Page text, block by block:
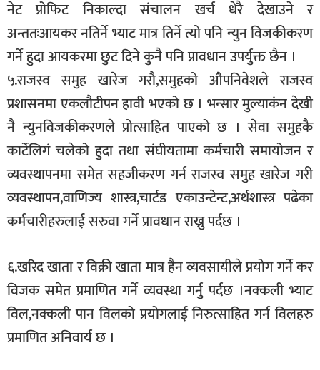
नेट प्रोफिट निकाल्दा संचालन खर्च धेरै देखाउने र
अन्ततःआयकर नतिर्ने भ्याट मात्र तिर्ने त्यो पनि न्युन विजकीकरण
गर्ने हुदा आयकरमा छुट दिने कुनै पनि प्रावधान उपर्युक्त छैन ।
५.राजस्व समुह खारेज गरौ,समुहको औपनिवेशले राजस्व
प्रशासनमा एकलौटीपन हावी भएको छ । भन्सार मुल्याकंन देखी
नै न्युनविजकीकरणले प्रोत्साहित पाएको छ । सेवा समुहकै
कार्टेलिगं चलेको हुदा तथा संघीयतामा कर्मचारी समायोजन र
व्यवस्थापनमा समेत सहजीकरण गर्न राजस्व समुह खारेज गरी
व्यवस्थापन,वाणिज्य शास्त्र,चार्टड एकाउन्टेन्ट,अर्थशास्त्र पढेका
कर्मचारीहरुलाई सरुवा गर्ने प्रावधान राख्नु पर्दछ ।
६.खरिद खाता र विक्री खाता मात्र हैन व्यवसायीले प्रयोग गर्ने कर
विजक समेत प्रमाणित गर्ने व्यवस्था गर्नु पर्दछ ।नक्कली भ्याट
विल,नक्कली पान विलको प्रयोगलाई निरुत्साहित गर्न विलहरु
प्रमाणित अनिवार्य छ ।